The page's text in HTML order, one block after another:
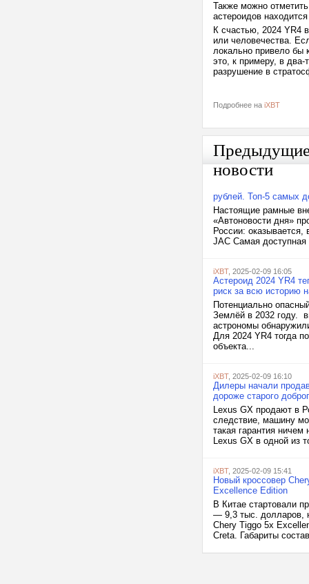
Также можно
астероидов
К счастью, 2024 YR4
или человечества.
локально привело бы
это, к примеру, в два-
разрушение в
Подробнее на iXBT
новости
рублей. Топ-5 самых
Настоящие рамные
«Автоновости дня»
России:
JAC Самая
iXBT, 2025-02-09 16:05
Астероид 2024 YR4
риск за всю историю
Потенциально
Землёй в 2032 году.
астрономы
Для 2024 YR4 тогда
объекта...
iXBT, 2025-02-09 16:10
Дилеры начали
дороже старого
Lexus GX продают в
следствие, машину
такая гарантия
Lexus GX в одной из
iXBT, 2025-02-09 15:41
Новый кроссовер
Excellence Edition
В Китае стартовали
— 9,3 тыс. долларов,
Chery Tiggo 5x
Creta. Габариты